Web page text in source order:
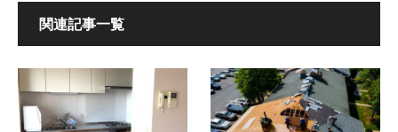
関連記事一覧